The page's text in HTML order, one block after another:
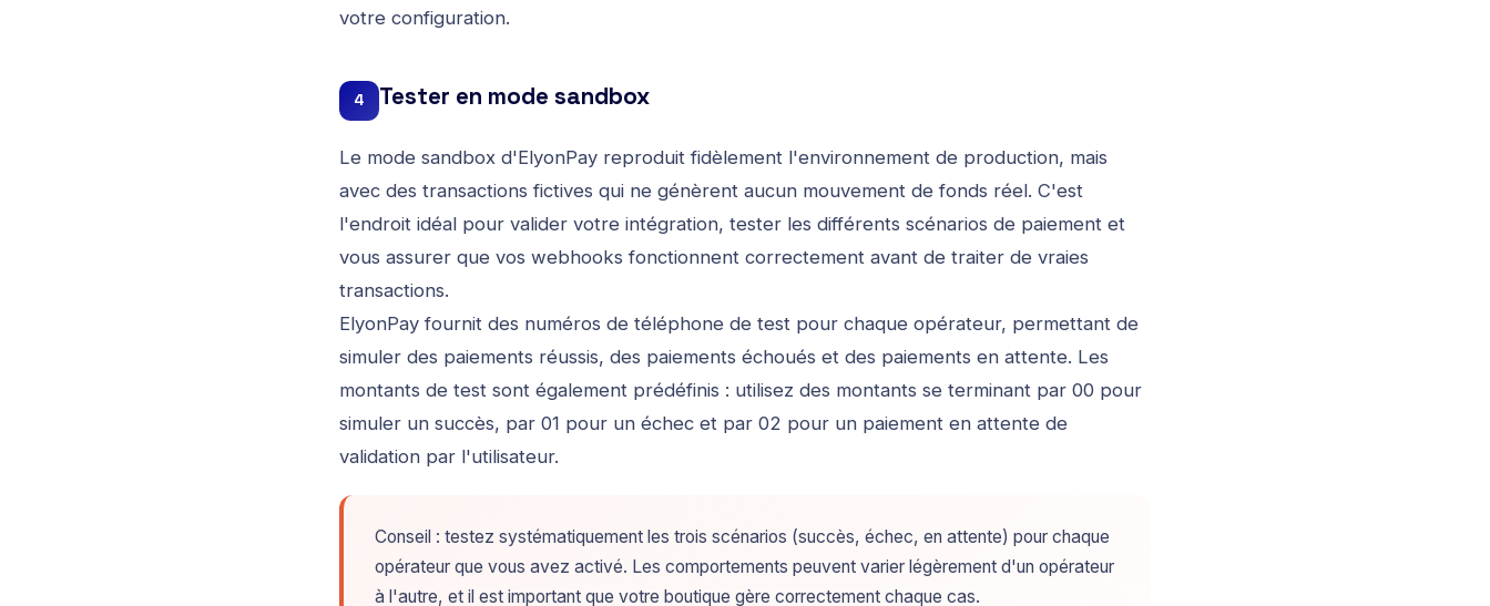
votre configuration.
4 Tester en mode sandbox
Le mode sandbox d'ElyonPay reproduit fidèlement l'environnement de production, mais
avec des transactions fictives qui ne génèrent aucun mouvement de fonds réel. C'est
l'endroit idéal pour valider votre intégration, tester les différents scénarios de paiement et
vous assurer que vos webhooks fonctionnent correctement avant de traiter de vraies
transactions.
ElyonPay fournit des numéros de téléphone de test pour chaque opérateur, permettant de
simuler des paiements réussis, des paiements échoués et des paiements en attente. Les
montants de test sont également prédéfinis : utilisez des montants se terminant par 00 pour
simuler un succès, par 01 pour un échec et par 02 pour un paiement en attente de
validation par l'utilisateur.
Conseil : testez systématiquement les trois scénarios (succès, échec, en attente) pour chaque
opérateur que vous avez activé. Les comportements peuvent varier légèrement d'un opérateur
à l'autre, et il est important que votre boutique gère correctement chaque cas.